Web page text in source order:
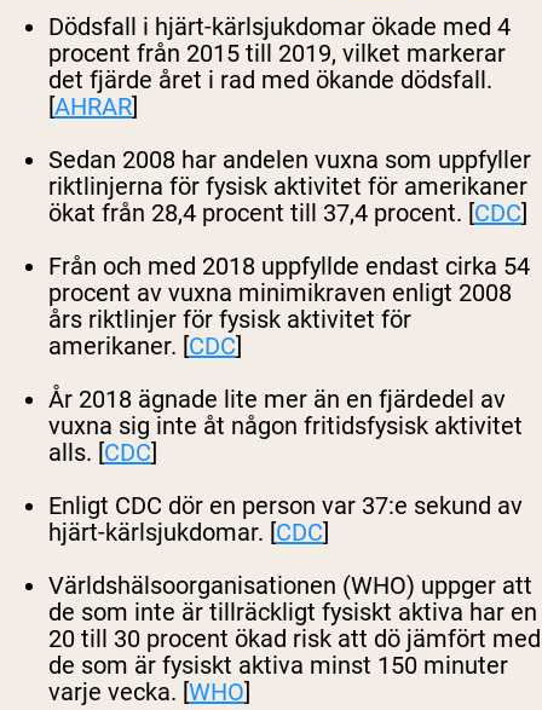
Dödsfall i hjärt-kärlsjukdomar ökade med 4
procent från 2015 till 2019, vilket markerar
det fjärde året i rad med ökande dödsfall.
[AHRAR]
Sedan 2008 har andelen vuxna som uppfyller
riktlinjerna för fysisk aktivitet för amerikaner
ökat från 28,4 procent till 37,4 procent. [CDC]
Från och med 2018 uppfyllde endast cirka 54
procent av vuxna minimikraven enligt 2008
års riktlinjer för fysisk aktivitet för
amerikaner. [CDC]
År 2018 ägnade lite mer än en fjärdedel av
vuxna sig inte åt någon fritidsfysisk aktivitet
alls. [CDC]
Enligt CDC dör en person var 37:e sekund av
hjärt-kärlsjukdomar. [CDC]
Världshälsoorganisationen (WHO) uppger att
de som inte är tillräckligt fysiskt aktiva har en
20 till 30 procent ökad risk att dö jämfört med
de som är fysiskt aktiva minst 150 minuter
varje vecka. [WHO]